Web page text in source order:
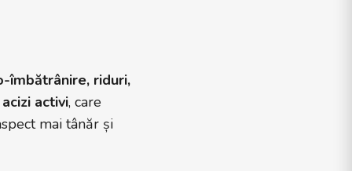
îmbătrânire, riduri,
activi, care
mai tânăr și